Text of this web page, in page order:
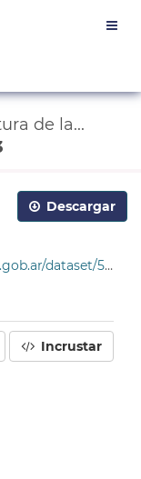
de la...
Descargar
1c95aa4a386e/download/tabla_sanciones_1993.csv
Incrustar